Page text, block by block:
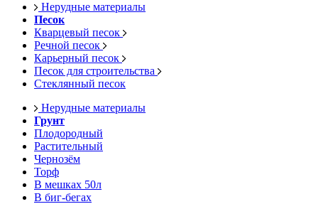
Нерудные материалы
Песок
Кварцевый песок
Речной песок
Карьерный песок
Песок для строительства
Стеклянный песок
Нерудные материалы
Грунт
Плодородный
Растительный
Чернозём
Торф
В мешках 50л
В биг-бегах